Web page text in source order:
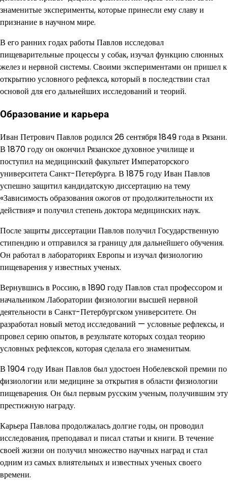
знаменитые эксперименты, которые принесли ему славу и
признание в научном мире.
В его ранних годах работы Павлов исследовал
пищеварительные процессы у собак, изучал функцию слюнных
желез и нервной системы. Своими экспериментами он пришел к
открытию условного рефлекса, который в последствии стал
основой для его дальнейших исследований и теорий.
Образование и карьера
Иван Петрович Павлов родился 26 сентября 1849 года в Рязани.
В 1870 году он окончил Рязанское духовное училище и
поступил на медицинский факультет Императорского
университета Санкт-Петербурга. В 1875 году Иван Павлов
успешно защитил кандидатскую диссертацию на тему
«Зависимость образования ожогов от продолжительности их
действия» и получил степень доктора медицинских наук.
После защиты диссертации Павлов получил Государственную
стипендию и отправился за границу для дальнейшего обучения.
Он работал в лабораториях Европы и изучал физиологию
пищеварения у известных ученых.
Вернувшись в Россию, в 1890 году Павлов стал профессором и
начальником Лаборатории физиологии высшей нервной
деятельности в Санкт-Петербургском университете. Он
разработал новый метод исследований — условные рефлексы, и
провел серию опытов, в результате которых создал теорию
условных рефлексов, которая сделала его знаменитым.
В 1904 году Иван Павлов был удостоен Нобелевской премии по
физиологии или медицине за открытия в области физиологии
пищеварения. Он был первым русским ученым, получившим эту
престижную награду.
Карьера Павлова продолжалась долгие годы, он проводил
исследования, преподавал и писал статьи и книги. В течение
своей жизни он получил множество научных наград и стал
одним из самых влиятельных и известных ученых своего
времени.